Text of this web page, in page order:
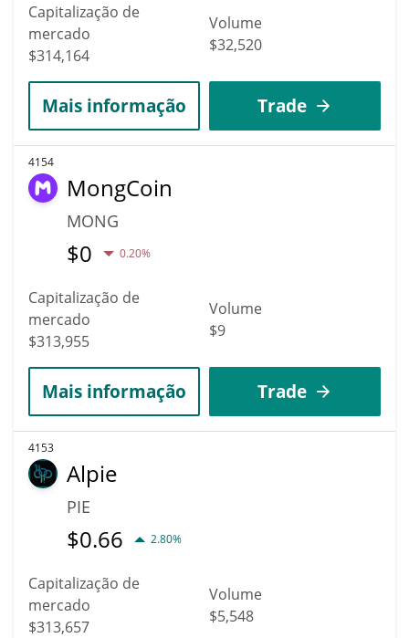
Capitalização de
mercado
$314,164
Volume
$32,520
Mais informação Trade
4154
MongCoin
MONG
$0 0.20%
Capitalização de
mercado
$313,955
Volume
$9
Mais informação Trade
4153
Alpie
PIE
$0.66 2.80%
Capitalização de
mercado
$313,657
Volume
$5,548